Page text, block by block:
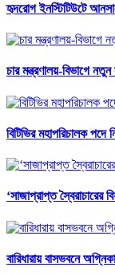
হৃদরোগ ইনস্টিটিউটে
চার মন্ত্রণালয়-বিভাগে নতুন
বিটিভির মহাপরিচালক
‘সাজাপ্রাপ্ত স্বৈরাচারের
বারিধারায় বাসভবনে